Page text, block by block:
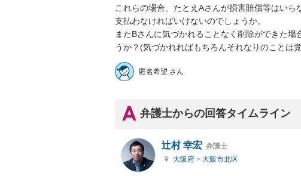
これらの場合、たとえAさんが損害賠償等はい
支払わなければいけないのでしょうか。
またBさんに気づかれることなく削除ができた
うか？(気づかれればもちろんそれなりのことは
匿名希望 さん
弁護士からの回答タイムライン
辻村 幸宏 弁護士
大阪府 > 大阪市北区